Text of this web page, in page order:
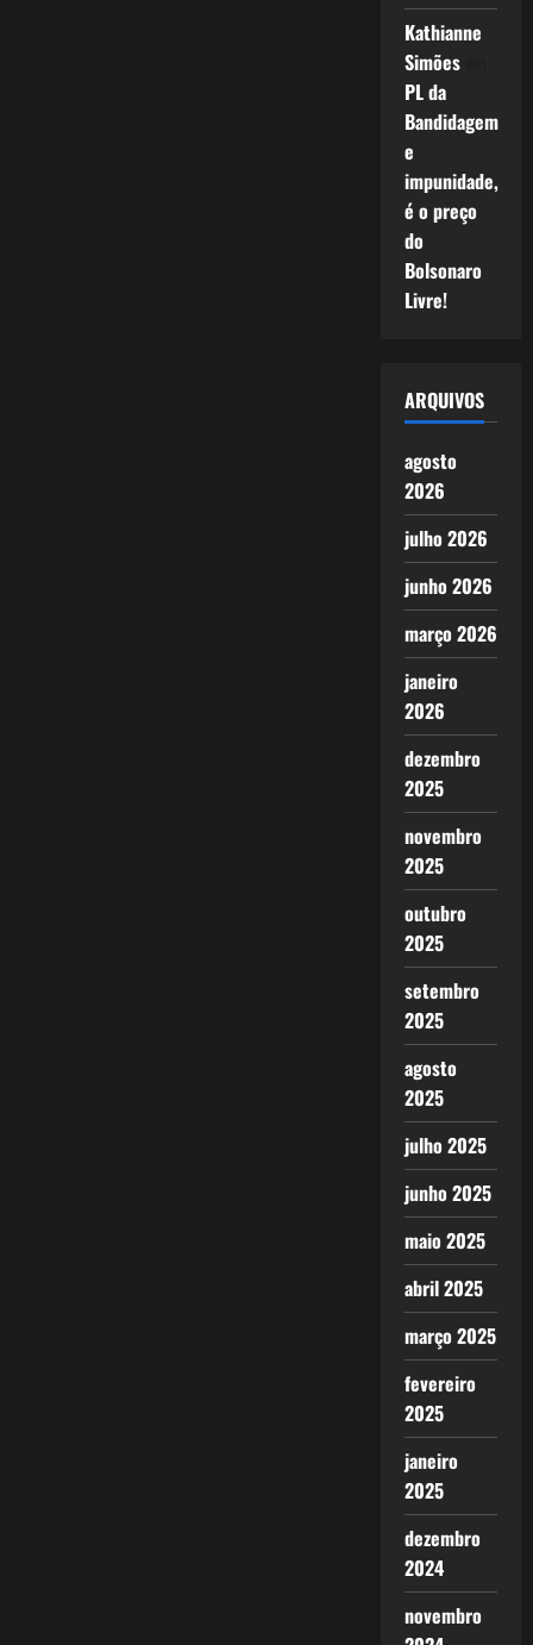
Kathianne
Simõesem
PL da
Bandidagem
e
impunidade,
é o preço
do
Bolsonaro
Livre!
ARQUIVOS
agosto
2026
julho 2026
junho 2026
março 2026
janeiro
2026
dezembro
2025
novembro
2025
outubro
2025
setembro
2025
agosto
2025
julho 2025
junho 2025
maio 2025
abril 2025
março 2025
fevereiro
2025
janeiro
2025
dezembro
2024
novembro